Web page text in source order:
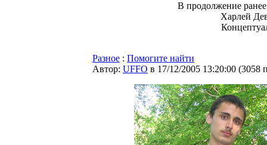
В продолжение
Харлей
Разное : Помогите найти
Автор: UFFO в 17/12/2005 13:20:00 (3058